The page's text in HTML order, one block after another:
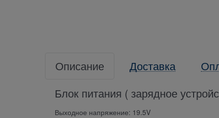
Описание Доставка
Блок питания ( зарядное
Выходное напряжение: 19.5V